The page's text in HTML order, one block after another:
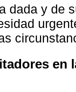
dada y de
en